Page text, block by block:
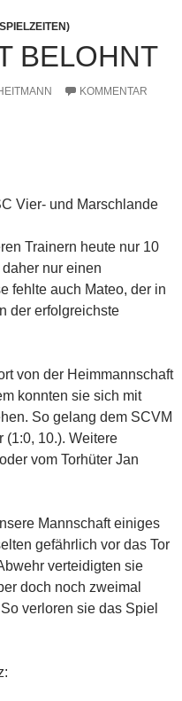
BELOHNT
KOMMENTAR
Vier- und Marschlande
Trainern heute nur 10
nur einen
fehlte auch Mateo, der in
der erfolgreichste
von der Heimmannschaft
konnten sie sich mit
So gelang dem SCVM
(1:0, 10.). Weitere
vom Torhüter Jan
Mannschaft einiges
gefährlich vor das Tor
verteidigten sie
doch noch zweimal
verloren sie das Spiel